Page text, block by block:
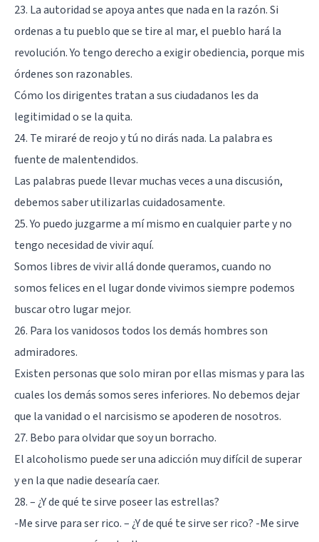
23. La autoridad se apoya antes que nada en la razón. Si
ordenas a tu pueblo que se tire al mar, el pueblo hará la
revolución. Yo tengo derecho a exigir obediencia, porque mis
órdenes son razonables.
Cómo los dirigentes tratan a sus ciudadanos les da
legitimidad o se la quita.
24. Te miraré de reojo y tú no dirás nada. La palabra es
fuente de malentendidos.
Las palabras puede llevar muchas veces a una discusión,
debemos saber utilizarlas cuidadosamente.
25. Yo puedo juzgarme a mí mismo en cualquier parte y no
tengo necesidad de vivir aquí.
Somos libres de vivir allá donde queramos, cuando no
somos felices en el lugar donde vivimos siempre podemos
buscar otro lugar mejor.
26. Para los vanidosos todos los demás hombres son
admiradores.
Existen personas que solo miran por ellas mismas y para las
cuales los demás somos seres inferiores. No debemos dejar
que la vanidad o el narcisismo se apoderen de nosotros.
27. Bebo para olvidar que soy un borracho.
El alcoholismo puede ser una adicción muy difícil de superar
y en la que nadie desearía caer.
28. – ¿Y de qué te sirve poseer las estrellas?
-Me sirve para ser rico. – ¿Y de qué te sirve ser rico? -Me sirve